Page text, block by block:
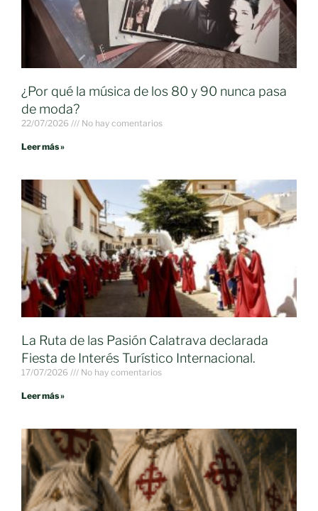
¿Por qué la música de los 80 y 90 nunca pasa
de moda?
22/07/2026 No hay comentarios
Leer más »
La Ruta de las Pasión Calatrava declarada
Fiesta de Interés Turístico Internacional.
17/07/2026 No hay comentarios
Leer más »